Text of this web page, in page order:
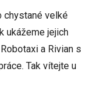
chystané velké
ukážeme jejich
a Rivian s
Tak vítejte u